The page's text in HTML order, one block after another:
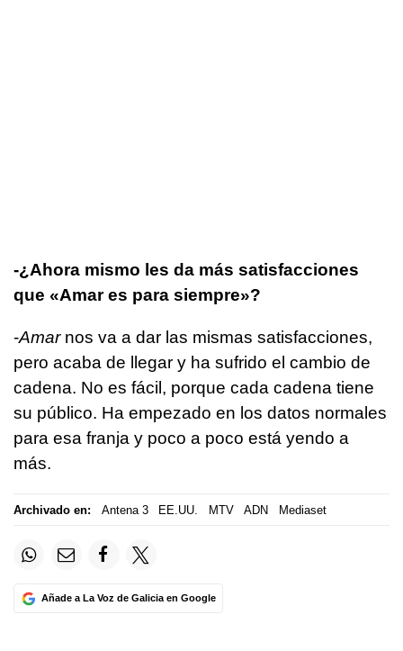
-¿Ahora mismo les da más satisfacciones
que «Amar es para siempre»?
-Amarnos va a dar las mismas satisfacciones,
pero acaba de llegar y ha sufrido el cambio de
cadena. No es fácil, porque cada cadena tiene
su público. Ha empezado en los datos normales
para esa franja y poco a poco está yendo a
más.
Archivado en: Antena 3 EE.UU. MTV ADN Mediaset
Añade a La Voz de Galicia en Google